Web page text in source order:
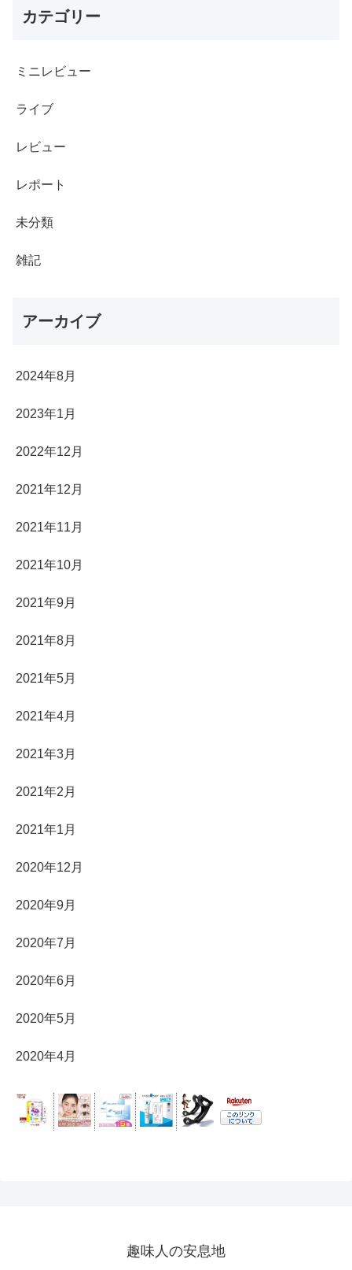
カテゴリー
ミニレビュー
ライブ
レビュー
レポート
未分類
雑記
アーカイブ
2024年8月
2023年1月
2022年12月
2021年12月
2021年11月
2021年10月
2021年9月
2021年8月
2021年5月
2021年4月
2021年3月
2021年2月
2021年1月
2020年12月
2020年9月
2020年7月
2020年6月
2020年5月
2020年4月
趣味人の安息地